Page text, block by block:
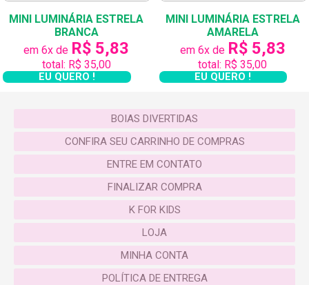
direta de um adulto, caso o produto seja utilizado
por crianças menores de 14 anos.
Trabalhamos com material de alta durabilidade,
de clipes e diversos outros tipos de
cenografia. Cada modelo é encantador, o que
garante o amor à primeira vista e essas
MINI LUMINÁRIA ESTRELA
BRANCA
em 6x de R$ 5,83
total: R$ 35,00
EU QUERO !
MINI LUMINÁRIA ESTRELA
AMARELA
em 6x de R$ 5,83
total: R$ 35,00
EU QUERO !
BOIAS DIVERTIDAS
CONFIRA SEU CARRINHO DE COMPRAS
ENTRE EM CONTATO
FINALIZAR COMPRA
K FOR KIDS
LOJA
MINHA CONTA
POLÍTICA DE ENTREGA